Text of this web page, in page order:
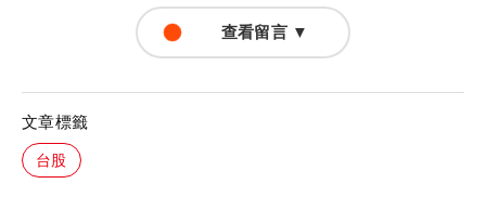
查看留言 ▼
文章標籤
台股